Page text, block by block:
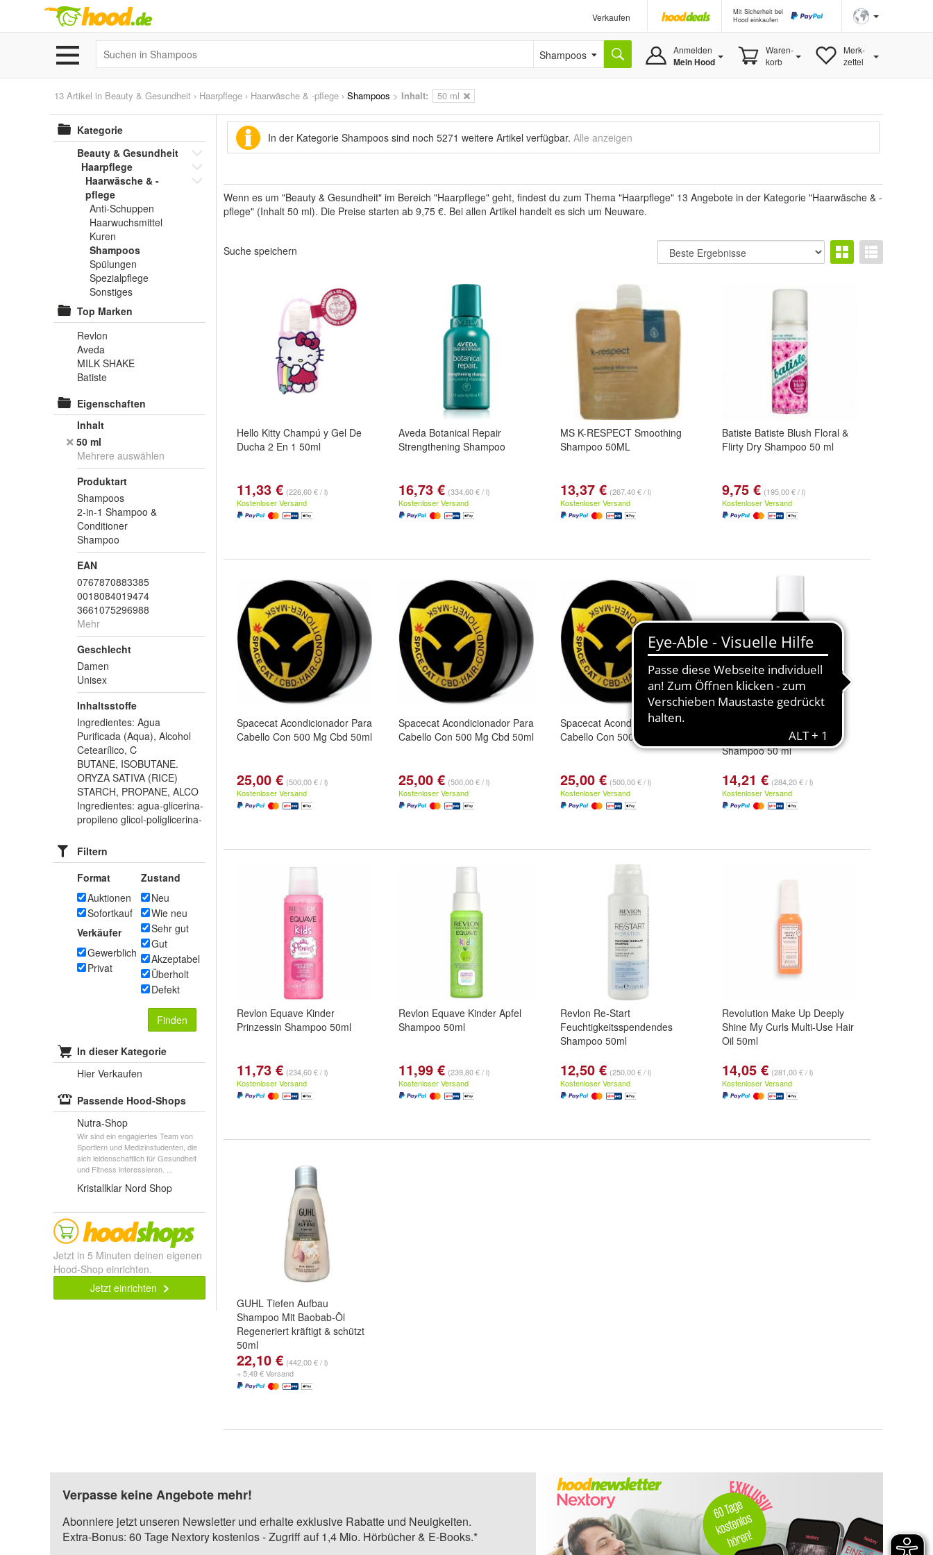
Verkaufen
Mit Sicherheit bei
Hood einkaufen
Shampoos Anmelden
Mein Hood
Waren-
korb
Merk-
zettel
13 Artikel in Beauty & Gesundheit › Haarpflege › Haarwäsche & -pflege › Shampoos > Inhalt: 50 ml
Kategorie
Beauty & Gesundheit
Haarpflege
Haarwäsche & -
pflege
Anti-Schuppen
Haarwuchsmittel
Kuren
Shampoos
Spülungen
Spezialpflege
Sonstiges
Top Marken
Revlon
Aveda
MILK SHAKE
Batiste
Eigenschaften
Inhalt
50 ml
Mehrere auswählen
Produktart
Shampoos
2-in-1 Shampoo &
Conditioner
Shampoo
EAN
0767870883385
0018084019474
3661075296988
Mehr
Geschlecht
Damen
Unisex
Inhaltsstoffe
Ingredientes: Agua
Purificada (Aqua), Alcohol
Cetearílico, C
BUTANE, ISOBUTANE.
ORYZA SATIVA (RICE)
STARCH, PROPANE, ALCO
Ingredientes: agua-glicerina-
propileno glicol-poliglicerina-
Filtern
Format
Auktionen
Sofortkauf
Verkäufer
Gewerblich
Privat
Zustand
Neu
Wie neu
Sehr gut
Gut
Akzeptabel
Überholt
Defekt
Finden
In dieser Kategorie
Hier Verkaufen
Passende Hood-Shops
Nutra-Shop
Wir sind ein engagiertes Team von
Sportlern und Medizinstudenten, die
sich leidenschaftlich für Gesundheit
und Fitness interessieren. ...
Kristallklar Nord Shop
Jetzt in 5 Minuten deinen eigenen
Hood-Shop einrichten.
Jetzt einrichten
In der Kategorie Shampoos sind noch 5271 weitere Artikel verfügbar. Alle anzeigen
Wenn es um "Beauty & Gesundheit" im Bereich "Haarpflege" geht, findest du zum Thema "Haarpflege" 13 Angebote in der Kategorie "Haarwäsche & -
pflege" (Inhalt 50 ml). Die Preise starten ab 9,75 €. Bei allen Artikel handelt es sich um Neuware.
Suche speichern
Hello Kitty Champú y Gel De
Ducha 2 En 1 50ml
11,33 € (226,60 € / l)
Kostenloser Versand
Aveda Botanical Repair
Strengthening Shampoo
16,73 € (334,60 € / l)
Kostenloser Versand
MS K-RESPECT Smoothing
Shampoo 50ML
13,37 € (267,40 € / l)
Kostenloser Versand
Batiste Batiste Blush Floral &
Flirty Dry Shampoo 50 ml
9,75 € (195,00 € / l)
Kostenloser Versand
Spacecat Acondicionador Para
Cabello Con 500 Mg Cbd 50ml
25,00 € (500,00 € / l)
Kostenloser Versand
Spacecat Acondicionador Para
Cabello Con 500 Mg Cbd 50ml
25,00 € (500,00 € / l)
Kostenloser Versand
Spacecat Acondicionador Para
Cabello Con 500 Mg Cbd 50ml
25,00 € (500,00 € / l)
Kostenloser Versand
Feuchtigkeitsspendendes
Shampoo 50 ml
14,21 € (284,20 € / l)
Kostenloser Versand
Revlon Equave Kinder
Prinzessin Shampoo 50ml
11,73 € (234,60 € / l)
Kostenloser Versand
Revlon Equave Kinder Apfel
Shampoo 50ml
11,99 € (239,80 € / l)
Kostenloser Versand
Revlon Re-Start
Feuchtigkeitsspendendes
Shampoo 50ml
12,50 € (250,00 € / l)
Kostenloser Versand
Revolution Make Up Deeply
Shine My Curls Multi-Use Hair
Oil 50ml
14,05 € (281,00 € / l)
Kostenloser Versand
GUHL Tiefen Aufbau
Shampoo Mit Baobab-Öl
Regeneriert kräftigt & schützt
50ml
22,10 € (442,00 € / l)
+ 5,49 € Versand
Verpasse keine Angebote mehr!
Abonniere jetzt unseren Newsletter und erhalte exklusive Rabatte und Neuigkeiten.
Extra-Bonus: 60 Tage Nextory kostenlos - Zugriff auf 1,4 Mio. Hörbücher & E-Books.*